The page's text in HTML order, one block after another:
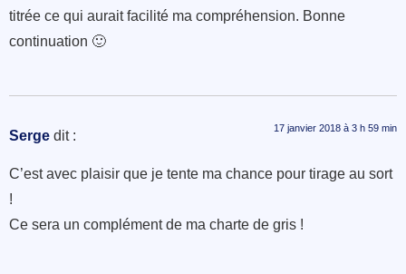
titrée ce qui aurait facilité ma compréhension. Bonne
continuation 🙂
Serge dit : 17 janvier 2018 à 3 h 59 min
C’est avec plaisir que je tente ma chance pour tirage au sort
!
Ce sera un complément de ma charte de gris !